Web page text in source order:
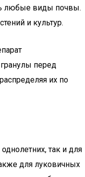
любые виды почвы.
и культур.
перед
их по
так и для
для луковичных